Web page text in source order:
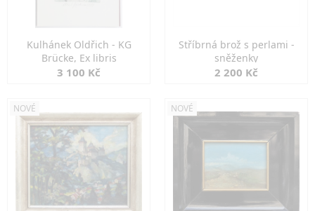
Kulhánek Oldřich - KG
Brücke, Ex libris
3 100 Kč
Stříbrná brož s perlami -
sněženky
2 200 Kč
NOVÉ NOVÉ